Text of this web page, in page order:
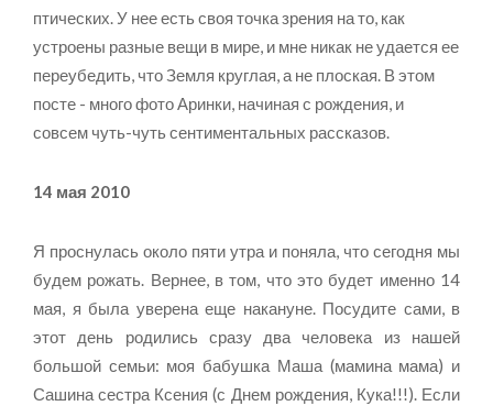
птических. У нее есть своя точка зрения на то, как
устроены разные вещи в мире, и мне никак не удается ее
переубедить, что Земля круглая, а не плоская. В этом
посте - много фото Аринки, начиная с рождения, и
совсем чуть-чуть сентиментальных рассказов.
14 мая 2010
Я проснулась около пяти утра и поняла, что сегодня мы
будем рожать. Вернее, в том, что это будет именно 14
мая, я была уверена еще накануне. Посудите сами, в
этот день родились сразу два человека из нашей
большой семьи: моя бабушка Маша (мамина мама) и
Сашина сестра Ксения (с Днем рождения, Кука!!!). Если